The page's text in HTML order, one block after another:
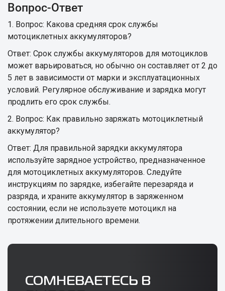
Вопрос-Ответ
1. Вопрос: Какова средняя срок службы
мотоциклетных аккумуляторов?
Ответ: Срок службы аккумуляторов для мотоциклов
может варьироваться, но обычно он составляет от 2 до
5 лет в зависимости от марки и эксплуатационных
условий. Регулярное обслуживание и зарядка могут
продлить его срок службы.
2. Вопрос: Как правильно заряжать мотоциклетный
аккумулятор?
Ответ: Для правильной зарядки аккумулятора
используйте зарядное устройство, предназначенное
для мотоциклетных аккумуляторов. Следуйте
инструкциям по зарядке, избегайте перезаряда и
разряда, и храните аккумулятор в заряженном
состоянии, если не используете мотоцикл на
протяжении длительного времени.
СОМНЕВАЕТЕСЬ В